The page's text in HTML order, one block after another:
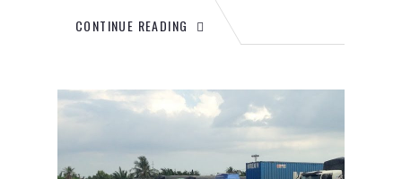
CONTINUE READING